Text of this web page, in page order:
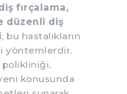
fırçalama,
düzenli diş
, bu hastalıkların
yöntemlerdir.
konusunda